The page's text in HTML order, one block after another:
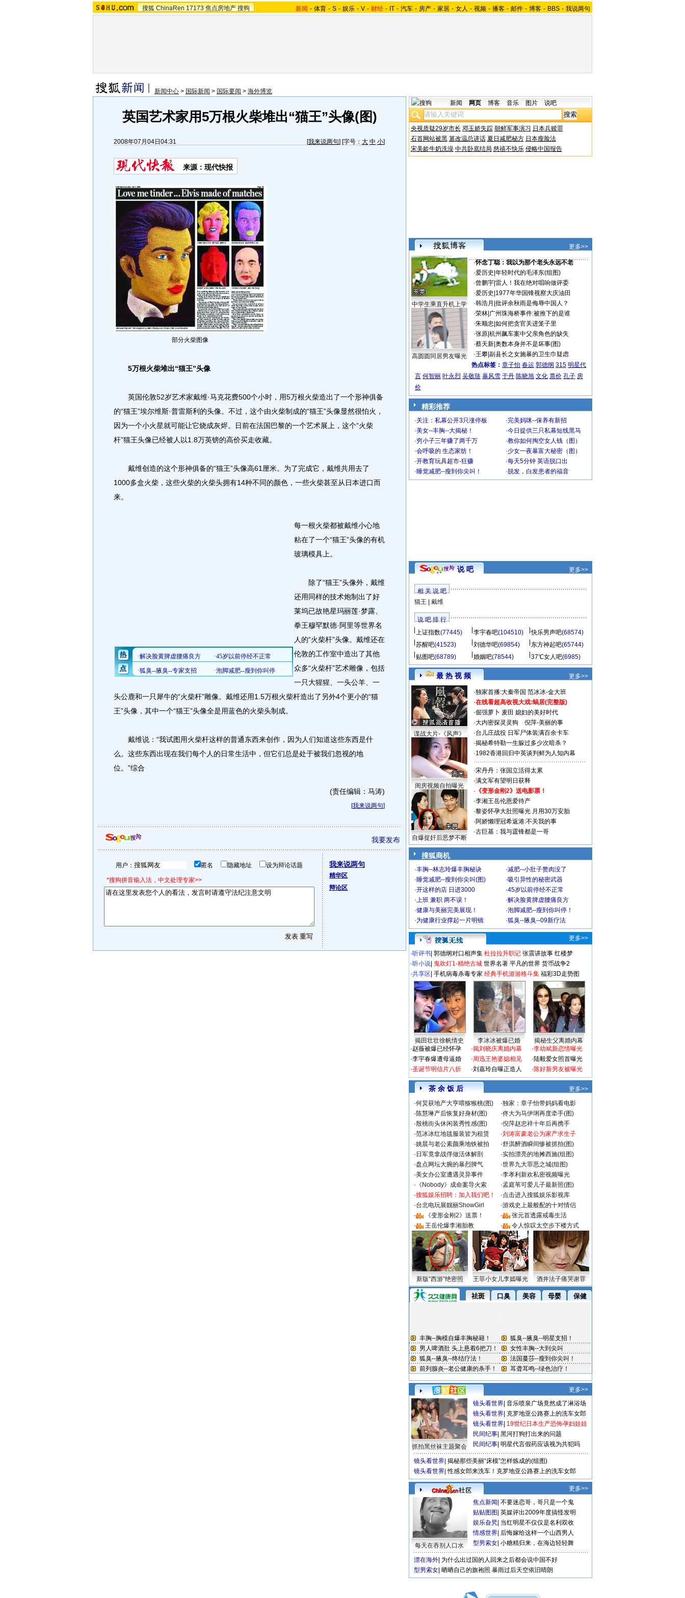
搜狐 ChinaRen 17173 焦点房地产 搜狗 新闻 - 体育 - S - 娱乐 - V - 财经 - IT - 汽车 - 房产 - 家居 - 女人 - 视频 - 播客 - 邮件 - 博客 - BBS - 我说两句
新闻中心 > 国际新闻 > 国际要闻 > 海外博览
英国艺术家用5万根火柴堆出“猫王”头像(图)
2008年07月04日04:31 [我来说两句] [字号： 大 中 小]
来源：现代快报
部分火柴图像
5万根火柴堆出“猫王”头像
英国伦敦52岁艺术家戴维·马克花费500个小时，用5万根火柴造出了一个形神俱备
的“猫王”埃尔维斯·普雷斯利的头像。不过，这个由火柴制成的“猫王”头像显然很怕火，
因为一个小火星就可能让它烧成灰烬。日前在法国巴黎的一个艺术展上，这个“火柴
杆”猫王头像已经被人以1.8万英镑的高价买走收藏。
戴维创造的这个形神俱备的“猫王”头像高61厘米。为了完成它，戴维共用去了
1000多盒火柴，这些火柴的火柴头拥有14种不同的颜色，一些火柴甚至从日本进口而
来。
每一根火柴都被戴维小心地
粘在了一个“猫王”头像的有机
玻璃模具上。
除了“猫王”头像外，戴维
还用同样的技术炮制出了好
莱坞已故艳星玛丽莲·梦露、
拳王穆罕默德·阿里等世界名
人的“火柴杆”头像。戴维还在
伦敦的工作室中造出了其他
众多“火柴杆”艺术雕像，包括
一只大猩猩、一头公羊、一
头公鹿和一只犀牛的“火柴杆”雕像。戴维还用1.5万根火柴杆造出了另外4个更小的“猫
王”头像，其中一个“猫王”头像全是用蓝色的火柴头制成。
戴维说：“我试图用火柴杆这样的普通东西来创作，因为人们知道这些东西是什
么。这些东西出现在我们每个人的日常生活中，但它们总是处于被我们忽视的地
位。”综合
(责任编辑：马涛)
[我来说两句]
我要发布
用户： 匿名 隐藏地址 设为辩论话题
*搜狗拼音输入法，中文处理专家>>
我来说两句
精华区
辩论区
新闻 网页 博客 音乐 图片 说吧
央视质疑29岁市长 邓玉娇失踪 朝鲜军事演习 日本兵赎罪
石首网站被黑 篡改温总讲话 夏日减肥秘方 日本瘦脸法
宋美龄牛奶洗澡 中共卧底结局 慈禧不快乐 侵略中国报告
更多>>
中学生乘直升机上学
高圆圆同居男友曝光
·怀念丁聪：我以为那个老头永远不老
·爱历史 年轻时代的毛泽东(组图)
·曾鹏宇| 雷人！我在绝对唱响做评委
·爱历史 1977年华国锋视察大庆油田
·韩浩月 批评余秋雨是侮辱中国人？
·荣林| 广州珠海桥事件:被推下的是谁
·朱顺忠 如何把贪官关进笼子里
·张原| 杭州飙车案中父亲角色的缺失
·蔡天新| 奥数本身并不是坏事(图)
·王攀| 副县长之女施暴的卫生巾疑虑
热点标签： 章子怡 春运 郭德纲 315 明星代
言 何智丽 叶永烈 吴敬琏 暴风雪 于丹 陈晓旭 文化 票价 孔子 房
价
精彩推荐
·关注：私幕公开3只涨停板 ·完美妈咪--保养有新招
·美女--丰胸--大揭秘！ ·今日提供三只私幕短线黑马
·穷小子三年赚了两千万 ·教你如何掏空女人钱（图）
·会呼吸的 生态家纺！ ·少女一夜暴富大秘密（图）
·开教育玩具超市-狂赚 ·每天5分钟 英语脱口出
·睡觉减肥--瘦到你尖叫！ · 脱发，白发患者的福音
说 吧 更多>>
相 关 说 吧
猫王
戴维
说 吧 排 行
上证指数(77445) 李宇春吧(104510) 快乐男声吧(68574)
苏醒吧(41523) 刘德华吧(69854) 东方神起吧(65744)
贴图吧(68789) 婚姻吧(78544) 37℃女人吧(6985)
最 热 视 频 更多>>
谍战大片-《风声》
闺房视频自拍曝光
自爆捉奸后恶梦不断
·独家首播:大秦帝国 范冰冰-金大班
·在线看超高收视大戏:蜗居(完整版)
·倔强萝卜 麦田 媳妇的美好时代
·大内密探灵灵狗
倪萍-美丽的事
·台儿庄战役 日军尸体装满百余卡车
·揭秘希特勒一生躲过多少次暗杀？
·1982香港回归中英谈判鲜为人知内幕
·宋丹丹：张国立活得太累
·满文军有望明日获释
· 《变形金刚2》送电影票！
·李湘王岳伦恩爱待产
·黎姿怀孕大肚照曝光 月用30万安胎
·阿娇懒理冠希返港:不关我的事
·古巨基：我与霆锋都是一哥
搜狐商机
·丰胸--林志玲爆丰胸秘诀 ·减肥--小肚子赘肉没了
·睡觉减肥--瘦到你尖叫(图) ·吸引异性的秘密武器
·开这样的店 日进3000 ·45岁以前停经不正常
·上班 兼职 两不误！ ·解决脸黄脾虚腰痛良方
·健康与美丽完美展现！ ·泡脚减肥--瘦到你叫停！
·为健康行业撑起一片明镜 ·狐臭--腋臭--09新疗法
更多>>
·听评书 郭德纲对口相声集 杜拉拉升职记 张震讲故事 红楼梦
·听小说 鬼吹灯1-精绝古城 世界名著 平凡的世界 货币战争2
·共享区 手机病毒杀毒专家 经典手机游游格斗集 福彩3D走势图
揭田壮壮徐帆情史 李冰冰被爆已婚
揭秘生父离婚内幕
·赵薇被爆已经怀孕
·李宇春爆遭母逼婚
·圣诞节明信片八折
·揭刘晓庆离婚内幕
·周迅王艳婆媳相见
·刘嘉玲自曝正造人
·李幼斌新恋情曝光
·陆毅爱女照首曝光
·陈好新男友被曝光
茶 余 饭 后
更多>>
·何炅获地产大亨喂猕猴桃(图) ·独家：章子怡带妈妈看电影
·陈慧琳产后恢复好身材(图) ·佟大为马伊琍再度牵手(图)
·殷桃街头休闲装秀性感(图) ·倪萍赵忠祥十年后再携手
·范冰冰红地毯服装皆为租赁 ·刘涛富豪老公为家产求生子
·姚晨与老公素颜乘地铁被拍 ·舒淇醉酒瞬间惨被抓拍(图)
· 日军竟拿战俘做活体解剖 ·实拍漂亮的地摊西施(组图)
·盘点网坛大腕的暴烈脾气 ·世界九大罪恶之城(组图)
·美女办公室遭遇灵异事件 ·李孝利新欢私密视频曝光
· 《Nobody》成命案导火索 ·孟庭苇可爱儿子最新照(图)
·搜狐娱乐招聘：加入我们吧！ ·点击进入搜狐娱乐影视库
·台北电玩展靓丽ShowGirl ·游戏史上最般配的十对情侣
·
《变形金刚2》送票！ ·
张元首透露戒毒生活
·
王岳伦爆李湘胎教 · 令人惊叹太空步下楼方式
新版“西游”绝密照 王菲小女儿李嫣曝光 酒井法子痛哭谢罪
更多>>
抓拍黑丝袜主题聚会
镜头看世界 音乐喷泉广场竟然成了淋浴场
镜头看世界 克罗地亚公路赛上的洗车女郎
镜头看世界 19世纪日本生产恐怖孕妇娃娃
民间纪事 黑河打狗打出来的问题
民间纪事 明星代言假药应该视为共犯吗
镜头看世界 揭秘那些美丽“床模”怎样炼成的(组图)
镜头看世界 性感女郎来洗车！克罗地亚公路赛上的洗车女郎
更多>>
每天在吞别人口水
焦点新闻 不要迷恋哥，哥只是一个鬼
贴贴图图 英媒评出2009年度搞怪发明
娱乐旮旯 当红明星不仅仅是名利双收
情感世界 后悔嫁给这样一个山西男人
型男索女 小糖精归来，在海边轻轻舞
漂在海外 为什么出过国的人回来之后都会说中国不好
型男索女 晒晒自己的旗袍照 暴雨过后天空依旧晴朗